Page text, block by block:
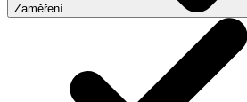
Zaměření